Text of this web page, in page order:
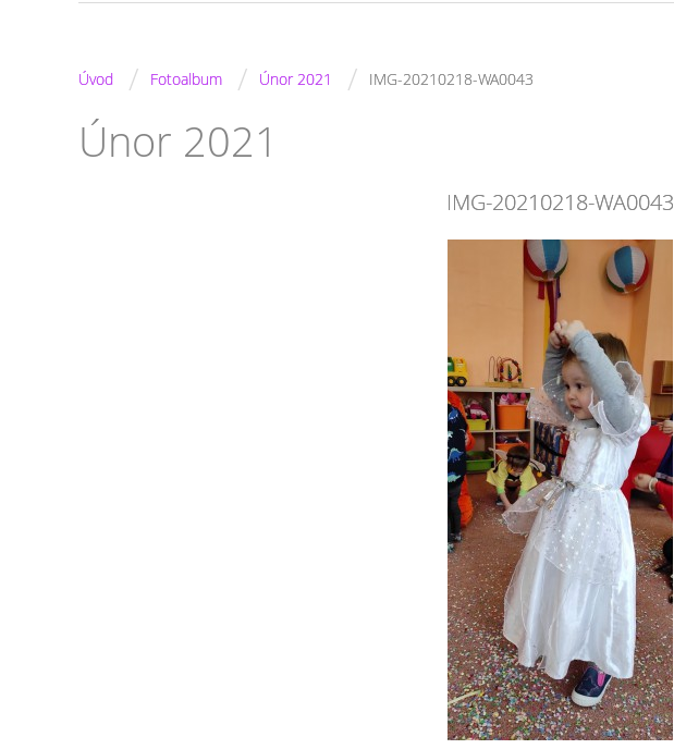
Úvod / Fotoalbum / Únor 2021 / IMG-20210218-WA0043
Únor 2021
IMG-20210218-WA0043